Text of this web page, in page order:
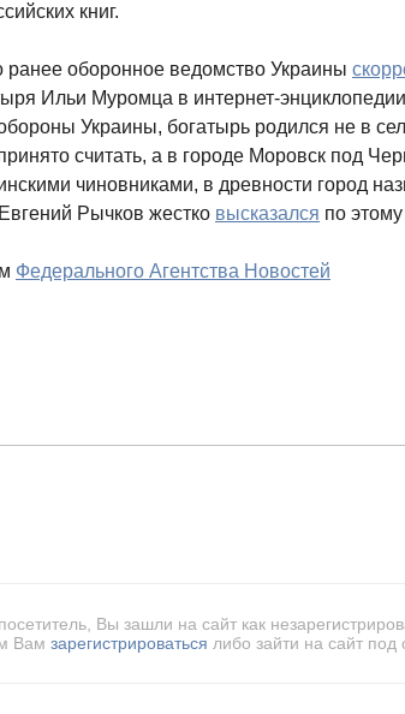
книг.
ранее оборонное ведомство Украины
Ильи Муромца в интернет-
Украины, богатырь родился не в
считать, а в городе Моровск под
чиновниками, в древности город
Рычков жестко высказался по
Федерального Агентства Новостей
Вы зашли на сайт как
Вам зарегистрироваться либо зайти на сайт